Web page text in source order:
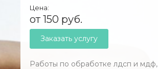
Цена:
от 150 руб.
Заказать услугу
Работы по обработке лдсп и мдф,